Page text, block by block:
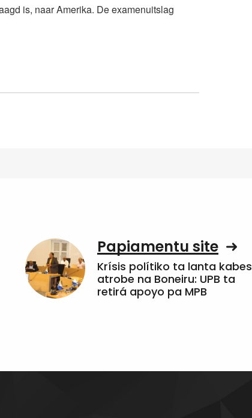
is, naar Amerika. De examenuitslag
Papiamentu site
Krísis polítiko ta lanta kabes
atrobe na Boneiru: UPB ta
retirá apoyo pa MPB